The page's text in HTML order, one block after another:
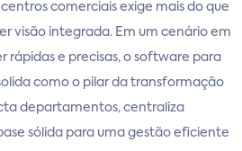
comerciais exige mais do que
visão integrada. Em um cenário em
rápidas e precisas, o software para
como o pilar da transformação
departamentos, centraliza
sólida para uma gestão eficiente